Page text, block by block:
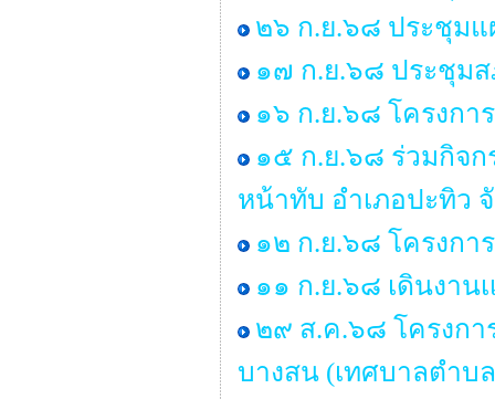
๒๖ ก.ย.๖๘ ประชุม
๑๗ ก.ย.๖๘ ประชุม
๑๖ ก.ย.๖๘ โครงกา
๑๕ ก.ย.๖๘ ร่วมกิจ
หน้าทับ อำเภอปะทิว
๑๒ ก.ย.๖๘ โครงกา
๑๑ ก.ย.๖๘ เดินงาน
๒๙ ส.ค.๖๘ โครงกา
บางสน (เทศบาลตำบ